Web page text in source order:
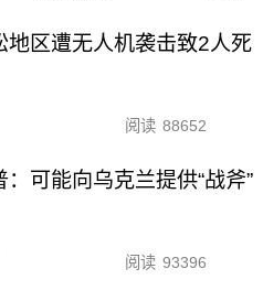
地区遭无人机袭击致2人死
阅读 88652
：可能向乌克兰提供“战斧”
阅读 93396